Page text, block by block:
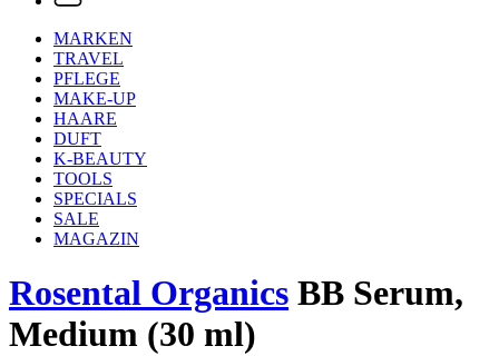
MARKEN
TRAVEL
PFLEGE
MAKE-UP
HAARE
DUFT
K-BEAUTY
TOOLS
SPECIALS
SALE
MAGAZIN
Rosental Organics BB Serum,
Medium (30 ml)